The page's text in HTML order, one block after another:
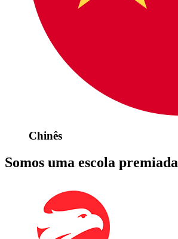
Chinês
Somos uma escola premiada